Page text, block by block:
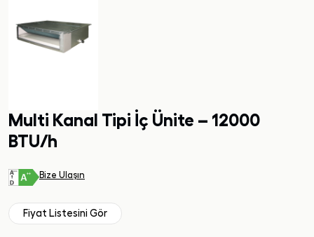
Multi Kanal Tipi İç Ünite – 12000
BTU/h
Bize Ulaşın
Fiyat Listesini Gör